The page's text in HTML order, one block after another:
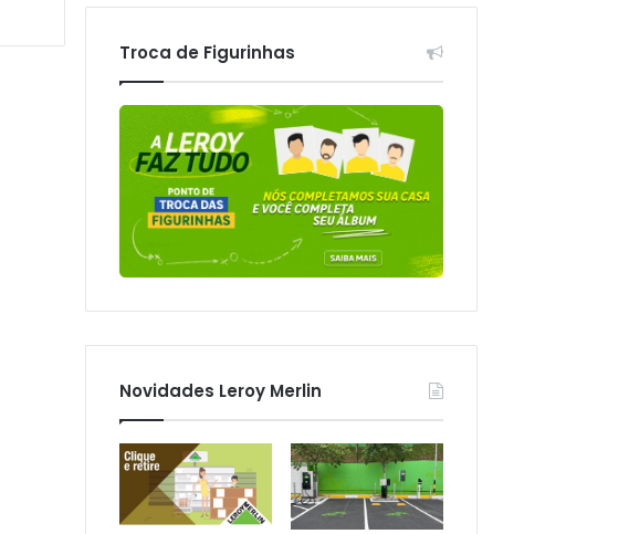
Troca de Figurinhas
Novidades Leroy Merlin